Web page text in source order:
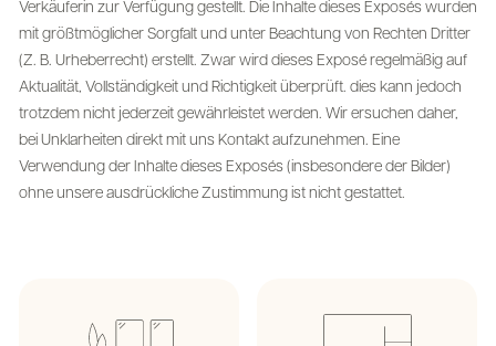
Verkäuferin zur Verfügung gestellt. Die Inhalte dieses Exposés wurden
mit größtmöglicher Sorgfalt und unter Beachtung von Rechten Dritter
(Z. B. Urheberrecht) erstellt. Zwar wird dieses Exposé regelmäßig auf
Aktualität, Vollständigkeit und Richtigkeit überprüft. dies kann jedoch
trotzdem nicht jederzeit gewährleistet werden. Wir ersuchen daher,
bei Unklarheiten direkt mit uns Kontakt aufzunehmen. Eine
Verwendung der Inhalte dieses Exposés (insbesondere der Bilder)
ohne unsere ausdrückliche Zustimmung ist nicht gestattet.